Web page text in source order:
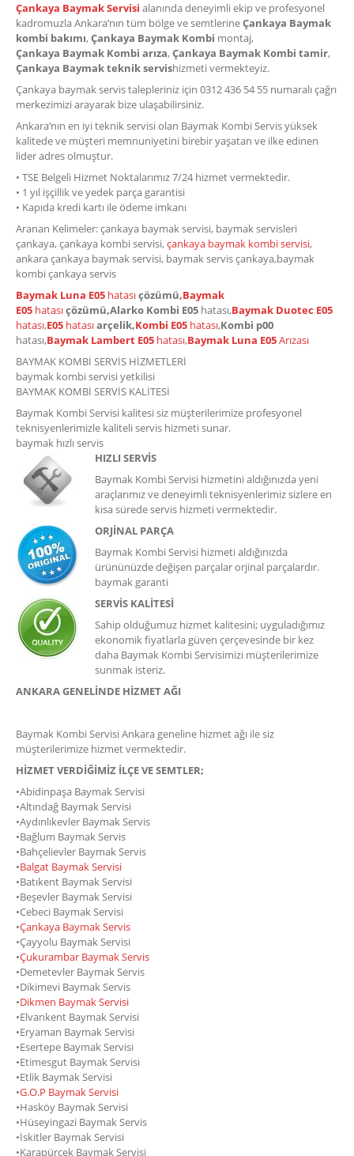
Çankaya Baymak Servisi alanında deneyimli ekip ve profesyonel
kadromuzla Ankara’nın tüm bölge ve semtlerineÇankaya Baymak
kombi bakımı,Çankaya Baymak Kombi montaj,
Çankaya Baymak Kombi arıza,Çankaya Baymak Kombi tamir,
Çankaya Baymak teknik servishizmeti vermekteyiz.
Çankaya baymak servis talepleriniz için 0312 436 54 55 numaralı çağrı
merkezimizi arayarak bize ulaşabilirsiniz.
Ankara’nın en iyi teknik servisi olan Baymak Kombi Servis yüksek
kalitede ve müşteri memnuniyetini birebir yaşatan ve ilke edinen
lider adres olmuştur.
• TSE Belgeli Hizmet Noktalarımız 7/24 hizmet vermektedir.
• 1 yıl işçillik ve yedek parça garantisi
• Kapıda kredi kartı ile ödeme imkanı
Aranan Kelimeler: çankaya baymak servisi, baymak servisleri
çankaya, çankaya kombi servisi,çankaya baymak kombi servisi,
ankara çankaya baymak servisi, baymak servis çankaya,baymak
kombi çankaya servis
Baymak Luna E05 hatasıçözümü,Baymak
E05 hatasıçözümü,Alarko Kombi E05 hatası,Baymak Duotec E05
hatası,E05 hatasıarçelik,Kombi E05 hatası,Kombi p00
hatası,Baymak Lambert E05 hatası,Baymak Luna E05Arızası
BAYMAK KOMBİ SERVİS HİZMETLERİ
baymak kombi servisi yetkilisi
BAYMAK KOMBİ SERVİS KALİTESİ
Baymak Kombi Servisi kalitesi siz müşterilerimize profesyonel
teknisyenlerimizle kaliteli servis hizmeti sunar.
baymak hızlı servis
HIZLI SERVİS
Baymak Kombi Servisi hizmetini aldığınızda yeni
araçlarımız ve deneyimli teknisyenlerimiz sizlere en
kısa sürede servis hizmeti vermektedir.
ORJİNAL PARÇA
Baymak Kombi Servisi hizmeti aldığınızda
ürününüzde değişen parçalar orjinal parçalardır.
baymak garanti
SERVİS KALİTESİ
Sahip olduğumuz hizmet kalitesini; uyguladığımız
ekonomik fiyatlarla güven çerçevesinde bir kez
daha Baymak Kombi Servisimizi müşterilerimize
sunmak isteriz.
ANKARA GENELİNDE HİZMET AĞI
Baymak Kombi Servisi Ankara geneline hizmet ağı ile siz
müşterilerimize hizmet vermektedir.
HİZMET VERDİĞİMİZ İLÇE VE SEMTLER;
•Abidinpaşa Baymak Servisi
•Altındağ Baymak Servisi
•Aydınlıkevler Baymak Servis
•Bağlum Baymak Servis
•Bahçelievler Baymak Servis
•Balgat Baymak Servisi
•Batıkent Baymak Servisi
•Beşevler Baymak Servisi
•Cebeci Baymak Servisi
•Çankaya Baymak Servis
•Çayyolu Baymak Servisi
•Çukurambar Baymak Servis
•Demetevler Baymak Servis
•Dikimevi Baymak Servis
•Dikmen Baymak Servisi
•Elvankent Baymak Servisi
•Eryaman Baymak Servisi
•Esertepe Baymak Servisi
•Etimesgut Baymak Servisi
•Etlik Baymak Servisi
•G.O.P Baymak Servisi
•Hasköy Baymak Servisi
•Hüseyingazi Baymak Servis
•İskitler Baymak Servisi
•Karapürçek Baymak Servisi